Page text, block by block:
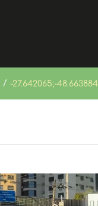
/ -27.642065;-48.663884